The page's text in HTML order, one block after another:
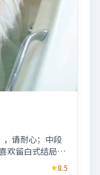
，请耐心；中段
欢留白式结局的
8.5